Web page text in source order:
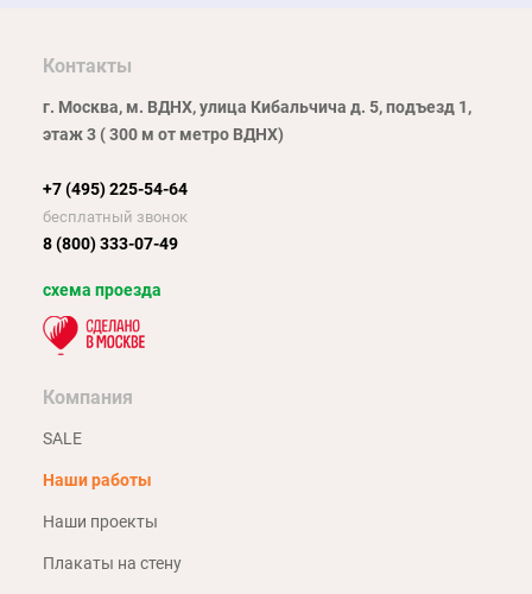
Контакты
г. Москва, м. ВДНХ, улица Кибальчича д. 5, подъезд 1,
этаж 3 ( 300 м от метро ВДНХ)
+7 (495) 225-54-64
бесплатный звонок
8 (800) 333-07-49
схема проезда
Компания
SALE
Наши работы
Наши проекты
Плакаты на стену